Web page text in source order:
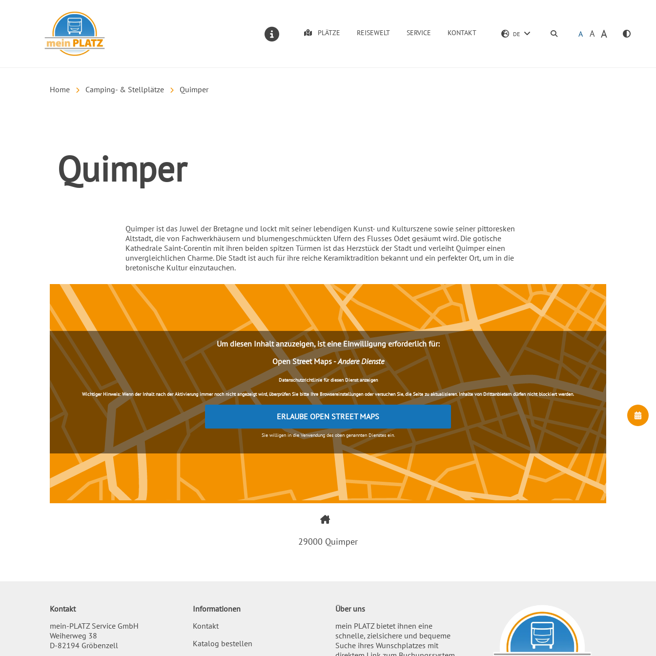
PLÄTZE REISEWELT SERVICE KONTAKT DE SUCHENA A A
Home Camping- & Stellplätze Quimper
Quimper
Einleitung
Quimper ist das Juwel der Bretagne und lockt mit seiner lebendigen Kunst- und Kulturszene sowie seiner pittoresken
Altstadt, die von Fachwerkhäusern und blumengeschmückten Ufern des Flusses Odet gesäumt wird. Die gotische
Kathedrale Saint-Corentin mit ihren beiden spitzen Türmen ist das Herzstück der Stadt und verleiht Quimper einen
unvergleichlichen Charme. Die Stadt ist auch für ihre reiche Keramiktradition bekannt und ein perfekter Ort, um in die
bretonische Kultur einzutauchen.
Inhalt
Um diesen Inhalt anzuzeigen, ist eine Einwilligung erforderlich für:
Open Street Maps-Andere Dienste
Datenschutzrichtlinie für diesen Dienst anzeigen
Wichtiger Hinweis:Wenn der Inhalt nach der Aktivierung immer noch nicht angezeigt wird, überprüfen Sie bitte Ihre Browsereinstellungen oder versuchen Sie, die Seite zu aktualisieren. Inhalte von Drittanbietern dürfen nicht blockiert werden.
ERLAUBE OPEN STREET MAPS
Sie willigen in die Verwendung des oben genannten Dienstes ein.
29000 Quimper
Kontakt
mein-PLATZ Service GmbH
Weiherweg 38
D-82194 Gröbenzell
Informationen
Kontakt
Katalog bestellen
Über uns
mein PLATZ bietet ihnen eine
schnelle, zielsichere und bequeme
Suche ihres Wunschplatzes mit